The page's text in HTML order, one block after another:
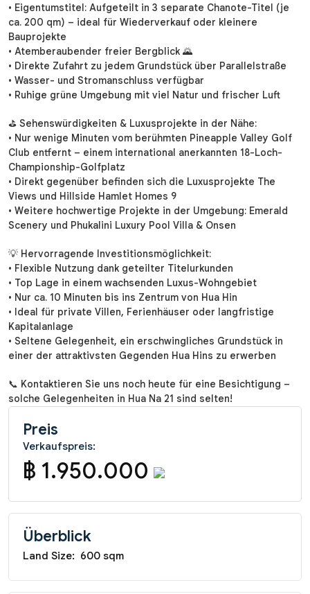
• Eigentumstitel: Aufgeteilt in 3 separate Chanote-Titel (je
ca. 200 qm) – ideal für Wiederverkauf oder kleinere
Bauprojekte
• Atemberaubender freier Bergblick 🌄
• Direkte Zufahrt zu jedem Grundstück über Parallelstraße
• Wasser- und Stromanschluss verfügbar
• Ruhige grüne Umgebung mit viel Natur und frischer Luft
⛳ Sehenswürdigkeiten & Luxusprojekte in der Nähe:
• Nur wenige Minuten vom berühmten Pineapple Valley Golf
Club entfernt – einem international anerkannten 18-Loch-
Championship-Golfplatz
• Direkt gegenüber befinden sich die Luxusprojekte The
Views und Hillside Hamlet Homes 9
• Weitere hochwertige Projekte in der Umgebung: Emerald
Scenery und Phukalini Luxury Pool Villa & Onsen
💡 Hervorragende Investitionsmöglichkeit:
• Flexible Nutzung dank geteilter Titelurkunden
• Top Lage in einem wachsenden Luxus-Wohngebiet
• Nur ca. 10 Minuten bis ins Zentrum von Hua Hin
• Ideal für private Villen, Ferienhäuser oder langfristige
Kapitalanlage
• Seltene Gelegenheit, ein erschwingliches Grundstück in
einer der attraktivsten Gegenden Hua Hins zu erwerben
📞 Kontaktieren Sie uns noch heute für eine Besichtigung –
solche Gelegenheiten in Hua Na 21 sind selten!
Preis
Verkaufspreis:
฿ 1.950.000
Überblick
Land Size: 600 sqm